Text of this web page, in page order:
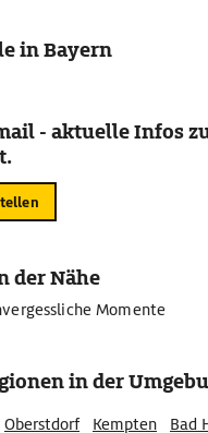
in Bayern
- aktuelle Infos
der Nähe
Momente
in der
Oberstdorf Kempten Bad